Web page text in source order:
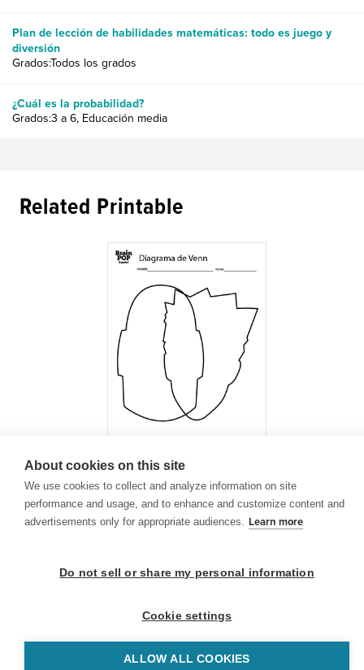
Plan de lección de habilidades matemáticas: todo es juego y
diversión
Grados:Todos los grados
¿Cuál es la probabilidad?
Grados:3 a 6, Educación media
Related Printable
Diagrama de Venn
BrainPOP Maestros is proudly powered by WordPress. Built bySlipFire Web Development
About cookies on this site
We use cookies to collect and analyze information on site
performance and usage, and to enhance and customize content and
advertisements only for appropriate audiences. Learn more
Do not sell or share my personal information
Cookie settings
ALLOW ALL COOKIES